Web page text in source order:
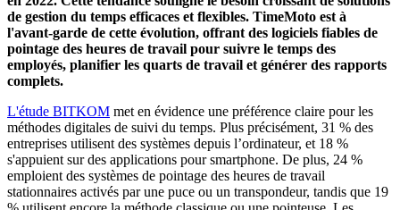
de gestion du temps efficaces et flexibles. TimeMoto est à
l'avant-garde de cette évolution, offrant des logiciels fiables de
pointage des heures de travail pour suivre le temps des
employés, planifier les quarts de travail et générer des rapports
complets.
L'étude BITKOM met en évidence une préférence claire pour les
méthodes digitales de suivi du temps. Plus précisément, 31 % des
entreprises utilisent des systèmes depuis l’ordinateur, et 18 %
s'appuient sur des applications pour smartphone. De plus, 24 %
emploient des systèmes de pointage des heures de travail
stationnaires activés par une puce ou un transpondeur, tandis que 19